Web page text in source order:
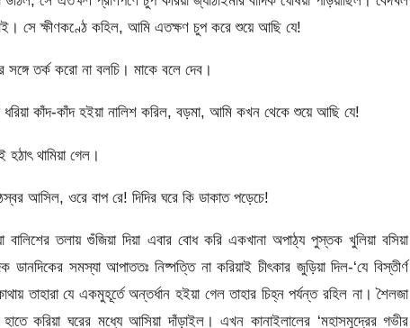
সে ক্ষীণকণ্ঠে কহিল, আমি এতক্ষণ চুপ করে শুয়ে আছি যে!
তর্ক করো না বলচি। মাকে বলে দেব।
ধরিয়া কাঁদ-কাঁদ হইয়া নালিশ করিল, বড়মা, আমি কখন থেকে শুয়ে আছি যে!
হঠাৎ থামিয়া গেল।
আসিল, ওরে বাপ রে! দিদির ঘরে কি ডাকাত পড়েচে!
বালিশের তলায় গুঁজিয়া দিয়া এবার বোধ করি একখানা অপাঠ্য পুস্তক খুলিয়া বসিয়া
সমস্যা আপাততঃ নিষ্পত্তি না করিয়াই চীৎকার জুড়িয়া দিল-‘যে বিস্তীর্ণ
তাহারা যে একমুহূর্তে অন্তর্ধান হইয়া গেল তাহার চিহ্ন পর্যন্ত রহিল না। শৈলজা
করিয়া ঘরের মধ্যে আসিয়া দাঁড়াইল। এখন কানাইলালের ‘মহাসমুদ্রের গভীর